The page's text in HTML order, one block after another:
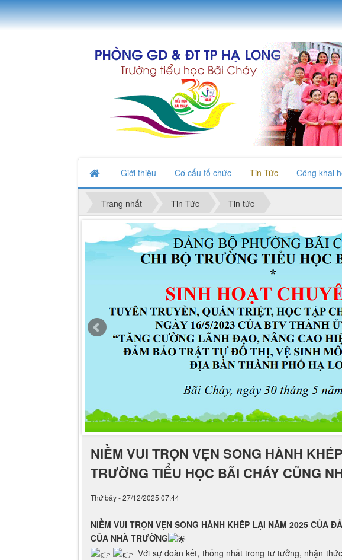
Giới thiệu Cơ cấu tổ chức Tin Tức Công khai
Trang nhất Tin Tức Tin tức
NIỀM VUI TRỌN VẸN SONG HÀNH
TRƯỜNG TIỂU HỌC BÃI CHÁY CŨNG
Thứ bảy - 27/12/2025 07:44
NIỀM VUI TRỌN VẸN SONG HÀNH KHÉP LẠI NĂM 2025 CỦA
CỦA NHÀ TRƯỜNG
Với sự đoàn kết, thống nhất trong tư tưởng, nhận